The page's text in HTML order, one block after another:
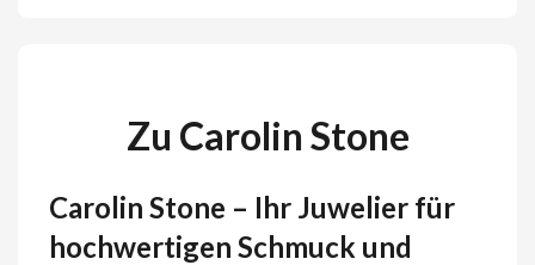
Zu Carolin Stone
Carolin Stone – Ihr Juwelier für
hochwertigen Schmuck und